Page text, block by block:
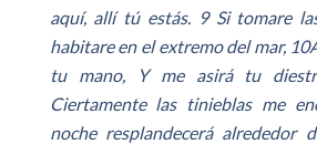
aquí, allí tú estás. 9 Si tomare
habitare en el extremo del mar,
tu mano, Y me asirá tu
Ciertamente las tinieblas me
noche resplandecerá alrededor